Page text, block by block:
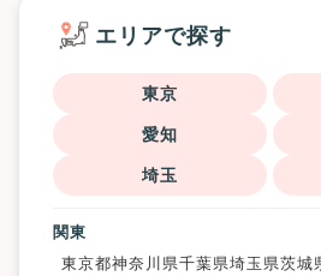
エリアで探す
東京
愛知
埼玉
関東
東京都神奈川県千葉県埼玉県茨城